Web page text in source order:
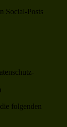
Social-Posts
folgenden